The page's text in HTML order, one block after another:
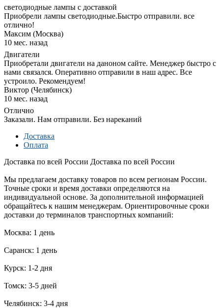
светодиодные лампы с доставкой
Приобрели лампы светодиодные.Быстро отправили. все
отлично!
Максим (Москва)
10 мес. назад
Двигатели
Приобретали двигатели на даноном сайте. Менеджер быстро с
нами связался. Оперативно отправили в наш адрес. Все
устроило. Рекомендуем!
Виктор (Челябинск)
10 мес. назад
Отлично
Заказали. Нам отправили. Без нареканий
Доставка
Оплата
Доставка по всей России Доставка по всей России
Мы предлагаем доставку товаров по всем регионам России.
Точные сроки и время доставки определяются на
индивидуальной основе. За дополнительной информацией
обращайтесь к нашим менеджерам. Ориентировочные сроки
доставки до терминалов транспортных компаний:
Москва: 1 день
Саранск: 1 день
Курск: 1-2 дня
Томск: 3-5 дней
Челябинск: 3-4 дня